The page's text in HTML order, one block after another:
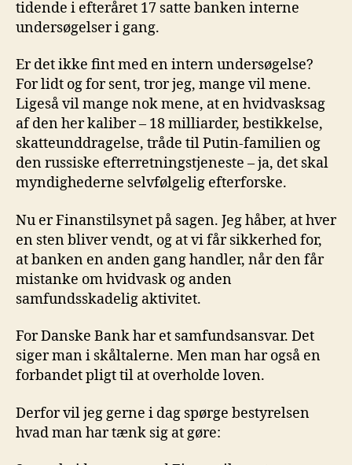
tidende i efteråret 17 satte banken interne
undersøgelser i gang.
Er det ikke fint med en intern undersøgelse?
For lidt og for sent, tror jeg, mange vil mene.
Ligeså vil mange nok mene, at en hvidvasksag
af den her kaliber – 18 milliarder, bestikkelse,
skatteunddragelse, tråde til Putin-familien og
den russiske efterretningstjeneste – ja, det skal
myndighederne selvfølgelig efterforske.
Nu er Finanstilsynet på sagen. Jeg håber, at hver
en sten bliver vendt, og at vi får sikkerhed for,
at banken en anden gang handler, når den får
mistanke om hvidvask og anden
samfundsskadelig aktivitet.
For Danske Bank har et samfundsansvar. Det
siger man i skåltalerne. Men man har også en
forbandet pligt til at overholde loven.
Derfor vil jeg gerne i dag spørge bestyrelsen
hvad man har tænk sig at gøre: